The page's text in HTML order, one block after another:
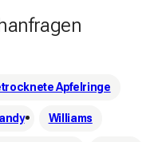
Apfelringe
Williams